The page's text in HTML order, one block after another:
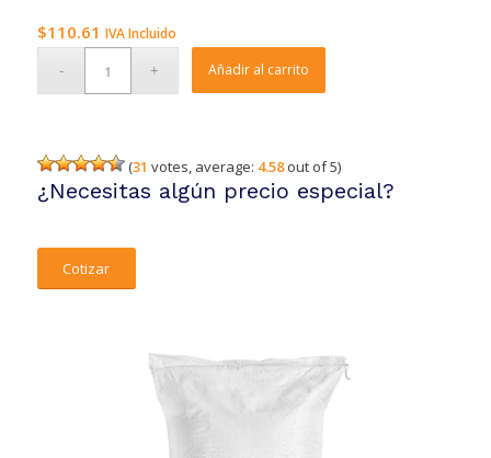
$110.61 IVA Incluido
Añadir al carrito
(31 votes, average: 4.58out of 5)
¿Necesitas algún precio especial?
Cotizar